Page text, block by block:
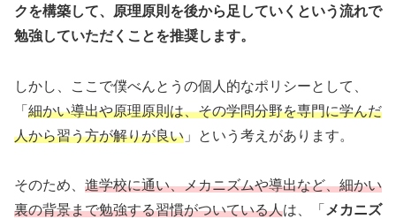
クを構築して、原理原則を後から足していくという流れで
勉強していただくことを推奨します。
しかし、ここで僕べんとうの個人的なポリシーとして、
「 細かい導出や原理原則は、その学問分野を専門に学んだ
人から習う方が解りが良い 」という考えがあります。
そのため、 進学校に通い、メカニズムや導出など、細かい
裏の背景まで勉強する習慣がついている人は、「 メカニズ